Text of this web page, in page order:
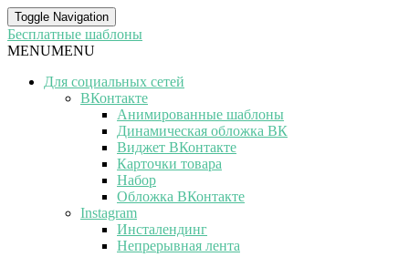
Toggle Navigation
Бесплатные шаблоны
MENUMENU
Для социальных сетей
ВКонтакте
Анимированные шаблоны
Динамическая обложка ВК
Виджет ВКонтакте
Карточки товара
Набор
Обложка ВКонтакте
Instagram
Инсталендинг
Непрерывная лента